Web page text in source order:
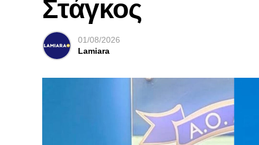
Στάγκος
01/08/2026
Lamiara